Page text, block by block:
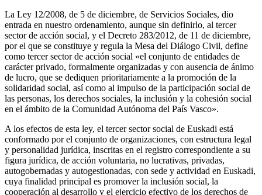
La Ley 12/2008, de 5 de diciembre, de Servicios Sociales, dio
entrada en nuestro ordenamiento, aunque sin definirlo, al tercer
sector de acción social, y el Decreto 283/2012, de 11 de diciembre,
por el que se constituye y regula la Mesa del Diálogo Civil, define
como tercer sector de acción social «el conjunto de entidades de
carácter privado, formalmente organizadas y con ausencia de ánimo
de lucro, que se dediquen prioritariamente a la promoción de la
solidaridad social, así como al impulso de la participación social de
las personas, los derechos sociales, la inclusión y la cohesión social
en el ámbito de la Comunidad Autónoma del País Vasco».
A los efectos de esta ley, el tercer sector social de Euskadi está
conformado por el conjunto de organizaciones, con estructura legal
y personalidad jurídica, inscritas en el registro correspondiente a su
figura jurídica, de acción voluntaria, no lucrativas, privadas,
autogobernadas y autogestionadas, con sede y actividad en Euskadi,
cuya finalidad principal es promover la inclusión social, la
cooperación al desarrollo y el ejercicio efectivo de los derechos de